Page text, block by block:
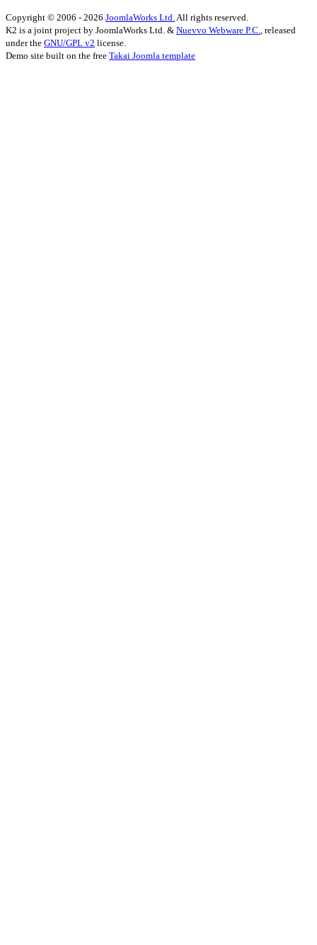
Copyright © 2006 - 2026 JoomlaWorks Ltd.All rights reserved.
K2 is a joint project by JoomlaWorks Ltd. & Nuevvo Webware P.C., released
under the GNU/GPL v2 license.
Demo site built on the free Takai Joomla template